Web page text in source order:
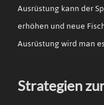
Ausrüstung kann der
erhöhen und neue
Ausrüstung wird man
Strategien